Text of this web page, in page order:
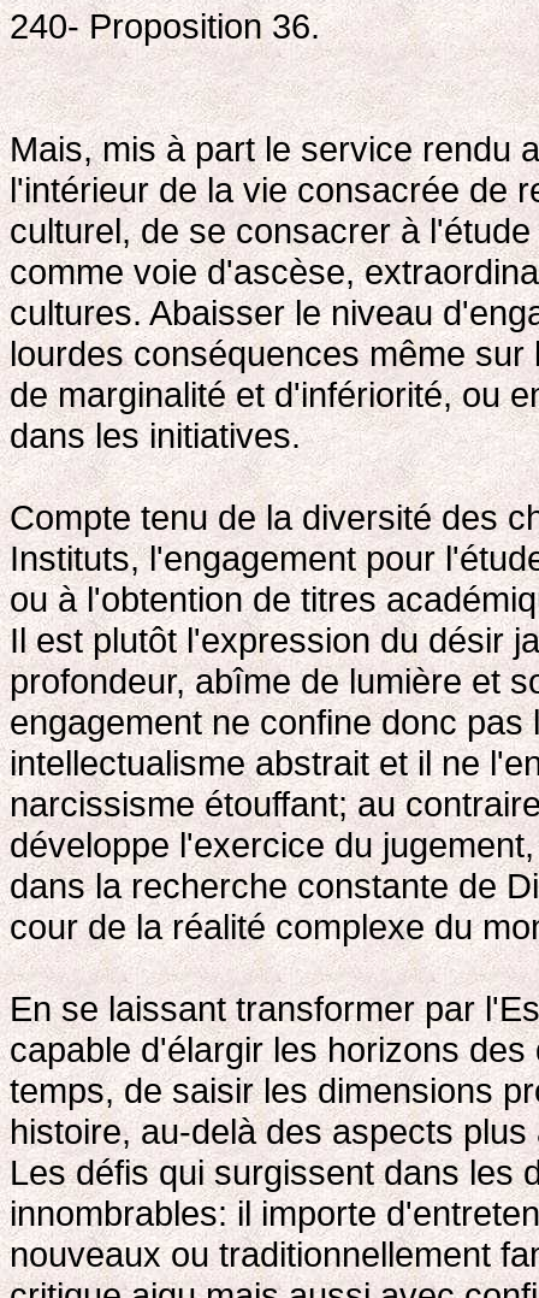
240- Proposition 36.
Mais, mis à part le service rendu
l'intérieur de la vie consacrée de
culturel, de se consacrer à
comme voie d'ascèse,
cultures. Abaisser le niveau
lourdes conséquences même
de marginalité et d'infériorité, ou
dans les initiatives.
Compte tenu de la diversité des
Instituts, l'engagement pour
ou à l'obtention de titres
Il est plutôt l'expression du désir
profondeur, abîme de lumière et
engagement ne confine donc
intellectualisme abstrait et il ne
narcissisme étouffant; au
développe l'exercice du
dans la recherche constante de
cour de la réalité complexe du
En se laissant transformer par
capable d'élargir les horizons
temps, de saisir les dimensions
histoire, au-delà des aspects
Les défis qui surgissent dans les
innombrables: il importe
nouveaux ou traditionnellement